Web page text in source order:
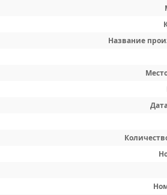
Название